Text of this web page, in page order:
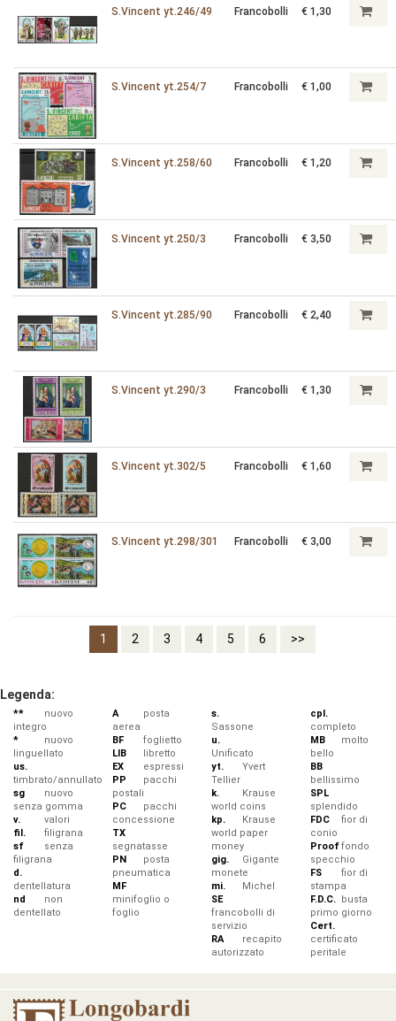
S.Vincent yt.246/49 Francobolli € 1,30
S.Vincent yt.254/7 Francobolli € 1,00
S.Vincent yt.258/60 Francobolli € 1,20
S.Vincent yt.250/3 Francobolli € 3,50
S.Vincent yt.285/90 Francobolli € 2,40
S.Vincent yt.290/3 Francobolli € 1,30
S.Vincent yt.302/5 Francobolli € 1,60
S.Vincent yt.298/301 Francobolli € 3,00
1 2 3 4 5 6 >>
Legenda:
**
nuovo
integro
*
nuovo
linguellato
us.
timbrato/annullato
sg
nuovo
senza gomma
v.
valori
fil.
filigrana
sf
senza
filigrana
d.
dentellatura
nd
non
dentellato
A
posta
aerea
BF
foglietto
LIB
libretto
EX
espressi
PP
pacchi
postali
PC
pacchi
concessione
TX
segnatasse
PN
posta
pneumatica
MF
minifoglio o
foglio
s.
Sassone
u.
Unificato
yt.
Yvert
Tellier
k.
Krause
world coins
kp.
Krause
world paper
money
gig.
Gigante
monete
mi.
Michel
SE
francobolli di
servizio
RA
recapito
autorizzato
cpl.
completo
MB
molto
bello
BB
bellissimo
SPL
splendido
FDC
fior di
conio
Prooffondo
specchio
FS
fior di
stampa
F.D.C. busta
primo giorno
Cert.
certificato
peritale